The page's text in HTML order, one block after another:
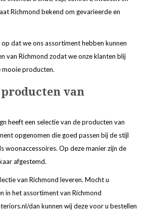
Richmond bekend om gevarieerde en
dat we ons assortiment hebben kunnen
van Richmond zodat we onze klanten blij
mooie producten.
van
heeft een selectie van de producten van
opgenomen die goed passen bij de stijl
woonaccessoires. Op deze manier zijn de
afgestemd.
van Richmond leveren. Mocht u
in het assortiment van Richmond
dan kunnen wij deze voor u bestellen